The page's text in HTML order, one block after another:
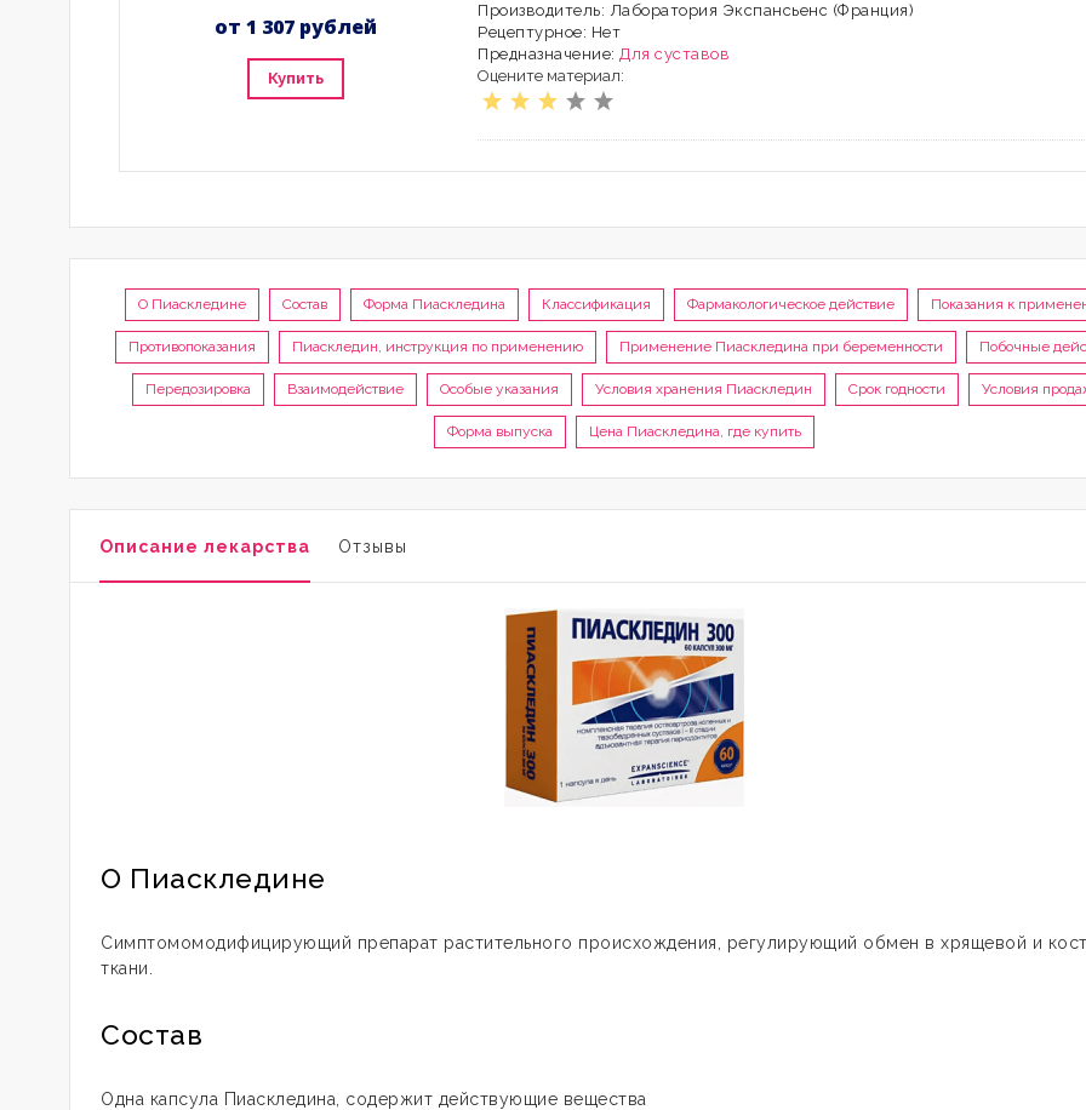
от 1 307 рублей
Купить
Производитель: Лаборатория Экспансьенс (Франция)
Рецептурное: Нет
Предназначение:Для суставов
Оцените материал:
О Пиаскледине Состав Форма Пиаскледина Классификация Фармакологическое действие Показания к
Противопоказания Пиаскледин, инструкция по применению Применение Пиаскледина при беременности Побочные
Передозировка Взаимодействие Особые указания Условия хранения Пиаскледин Срок годности Условия
Форма выпуска Цена Пиаскледина, где купить
Описание лекарства Отзывы
О Пиаскледине
Симптомомодифицирующий препарат растительного происхождения, регулирующий обмен в хрящевой и
ткани.
Состав
Одна капсула Пиаскледина, содержит действующие вещества